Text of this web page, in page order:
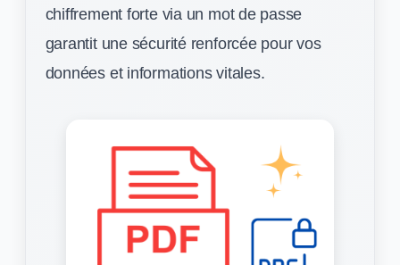
chiffrement forte via un mot de passe
garantit une sécurité renforcée pour vos
données et informations vitales.